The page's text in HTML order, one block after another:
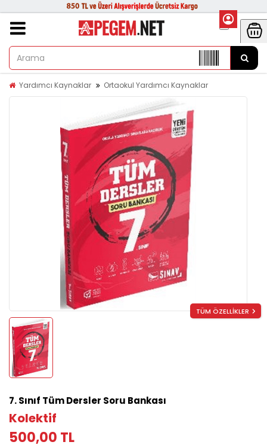
Yardımcı Kaynaklar Ortaokul Yardımcı Kaynaklar
TÜM ÖZELLİKLER
7. Sınıf Tüm Dersler Soru Bankası
Kolektif
500,00 TL